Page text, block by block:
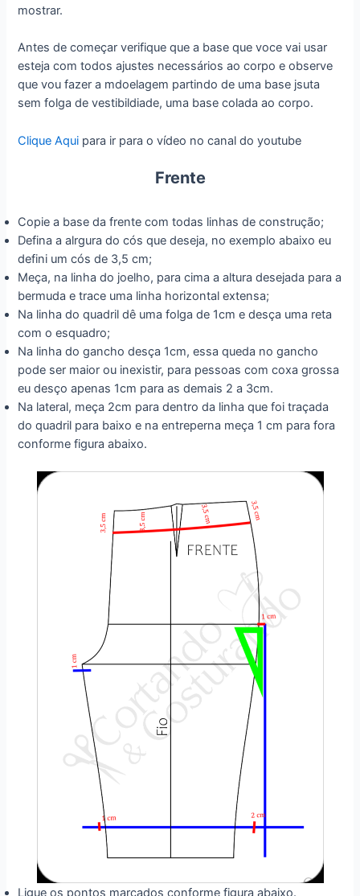
mostrar.
Antes de começar verifique que a base que voce vai usar
esteja com todos ajustes necessários ao corpo e observe
que vou fazer a mdoelagem partindo de uma base jsuta
sem folga de vestibildiade, uma base colada ao corpo.
Clique Aqui para ir para o vídeo no canal do youtube
Frente
Copie a base da frente com todas linhas de construção;
Defina a alrgura do cós que deseja, no exemplo abaixo eu
defini um cós de 3,5 cm;
Meça, na linha do joelho, para cima a altura desejada para a
bermuda e trace uma linha horizontal extensa;
Na linha do quadril dê uma folga de 1cm e desça uma reta
com o esquadro;
Na linha do gancho desça 1cm, essa queda no gancho
pode ser maior ou inexistir, para pessoas com coxa grossa
eu desço apenas 1cm para as demais 2 a 3cm.
Na lateral, meça 2cm para dentro da linha que foi traçada
do quadril para baixo e na entreperna meça 1 cm para fora
conforme figura abaixo.
Ligue os pontos marcados conforme figura abaixo.